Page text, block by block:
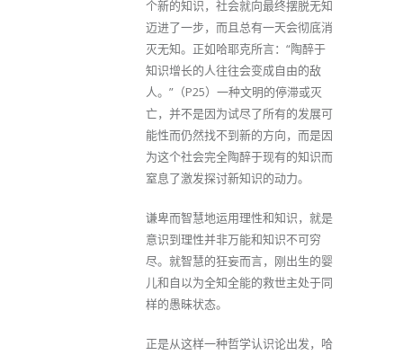
个新的知识，社会就向最终摆脱无知
迈进了一步，而且总有一天会彻底消
灭无知。正如哈耶克所言：“陶醉于
知识增长的人往往会变成自由的敌
人。”（P25）一种文明的停滞或灭
亡，并不是因为试尽了所有的发展可
能性而仍然找不到新的方向，而是因
为这个社会完全陶醉于现有的知识而
窒息了激发探讨新知识的动力。
谦卑而智慧地运用理性和知识，就是
意识到理性并非万能和知识不可穷
尽。就智慧的狂妄而言，刚出生的婴
儿和自以为全知全能的救世主处于同
样的愚昧状态。
正是从这样一种哲学认识论出发，哈